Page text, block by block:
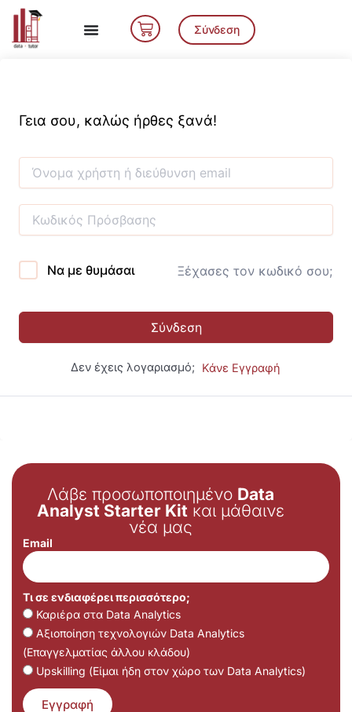
Μετάβαση
περιεχόμενο
Cart Σύνδεση
Γεια σου, καλώς ήρθες ξανά!
Να με θυμάσαι Ξέχασες τον κωδικό σου;
Σύνδεση
Δεν έχεις λογαριασμό; Κάνε Εγγραφή
Λάβε προσωποποιημένο Data
Analyst Starter Kit και μάθαινε
νέα μας
Email
Τι σε ενδιαφέρει περισσότερο;
Καριέρα στα Data Analytics
Αξιοποίηση τεχνολογιών Data Analytics
(Επαγγελματίας άλλου κλάδου)
Upskilling (Είμαι ήδη στον χώρο των Data Analytics)
Εγγραφή